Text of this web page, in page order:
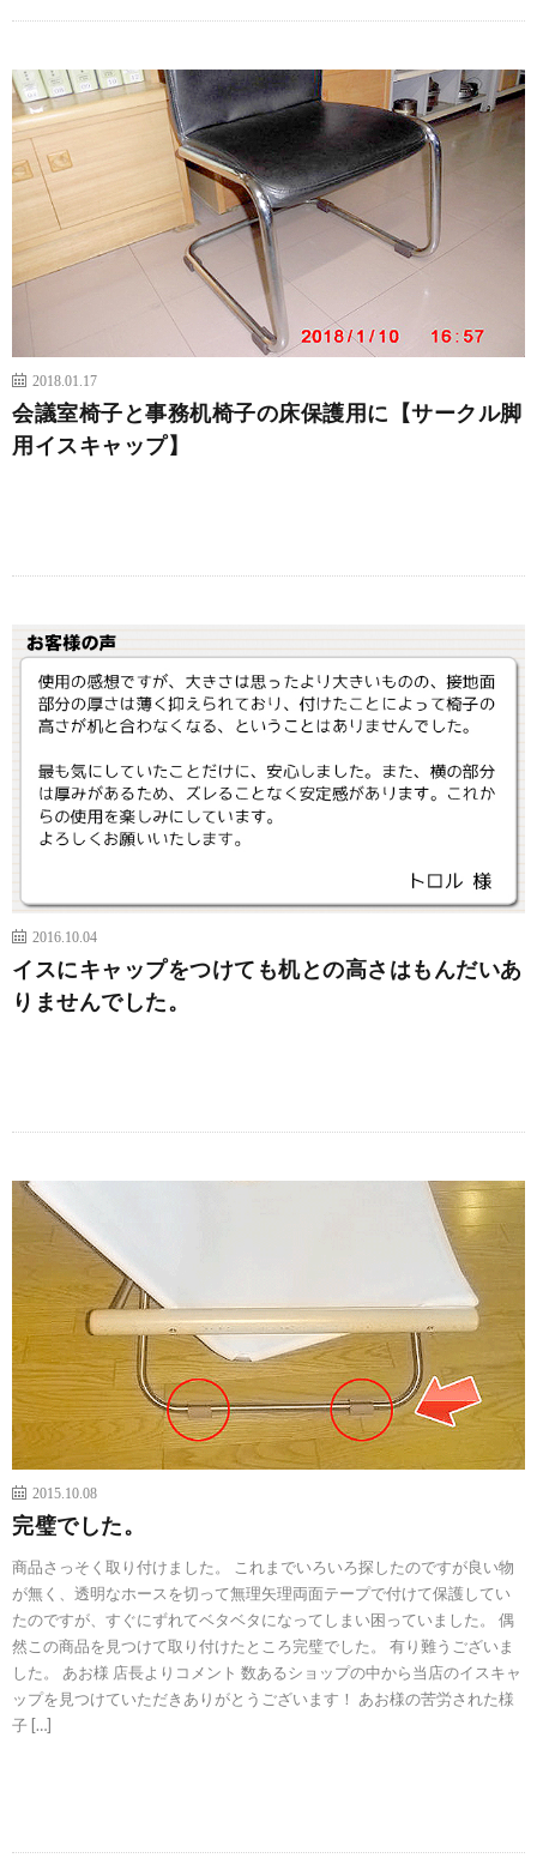
2018.01.17
会議室椅子と事務机椅子の床保護用に【サークル脚
用イスキャップ】
2016.10.04
イスにキャップをつけても机との高さはもんだいあ
りませんでした。
2015.10.08
完璧でした。
商品さっそく取り付けました。 これまでいろいろ探したのですが良い物
が無く、透明なホースを切って無理矢理両面テープで付けて保護してい
たのですが、すぐにずれてベタベタになってしまい困っていました。 偶
然この商品を見つけて取り付けたところ完璧でした。 有り難うございま
した。 あお様 店長よりコメント 数あるショップの中から当店のイスキャ
ップを見つけていただきありがとうございます！ あお様の苦労された様
子 […]